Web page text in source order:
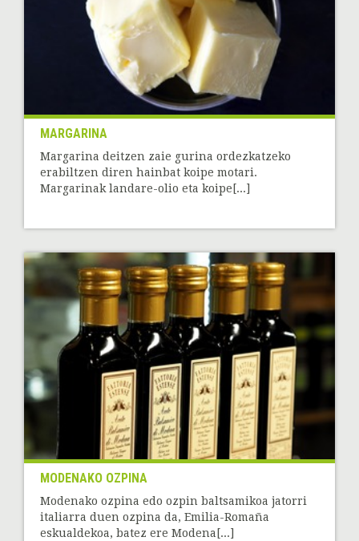
MARGARINA
Margarina deitzen zaie gurina ordezkatzeko
erabiltzen diren hainbat koipe motari.
Margarinak landare-olio eta koipe[...]
MODENAKO OZPINA
Modenako ozpina edo ozpin baltsamikoa jatorri
italiarra duen ozpina da, Emilia-Romaña
eskualdekoa, batez ere Modena[...]